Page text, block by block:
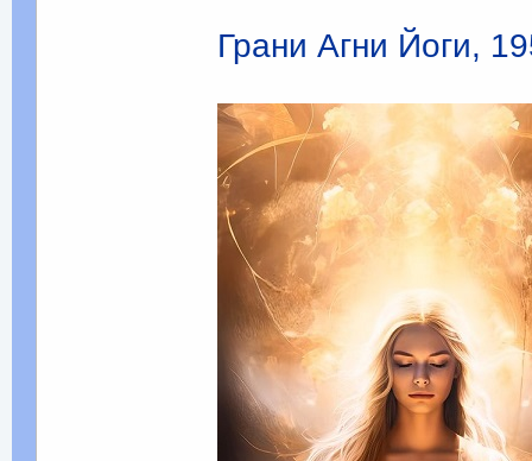
Грани Агни Йоги,